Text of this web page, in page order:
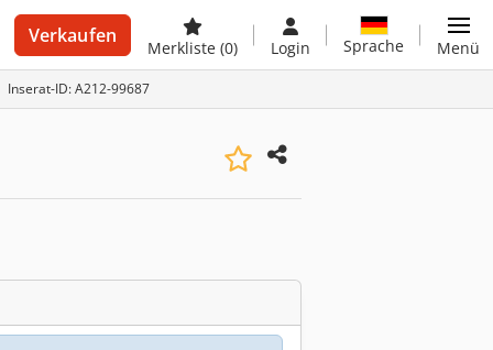
Verkaufen
Merkliste (0) Login Sprache Menü
Inserat-ID: A212-99687